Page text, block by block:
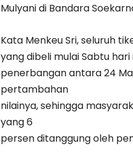
Mulyani di Bandara
Kata Menkeu Sri, seluruh
yang dibeli mulai Sabtu
penerbangan antara 24
pertambahan
nilainya, sehingga
yang 6
persen ditanggung oleh